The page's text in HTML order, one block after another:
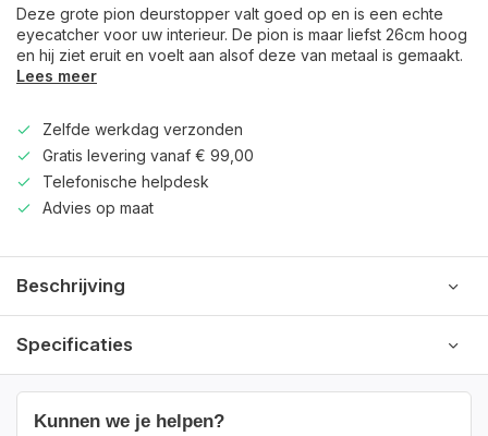
Deze grote pion deurstopper valt goed op en is een echte
eyecatcher voor uw interieur. De pion is maar liefst 26cm hoog
en hij ziet eruit en voelt aan alsof deze van metaal is gemaakt.
Lees meer
Zelfde werkdag verzonden
Gratis levering vanaf € 99,00
Telefonische helpdesk
Advies op maat
Beschrijving
Specificaties
Kunnen we je helpen?